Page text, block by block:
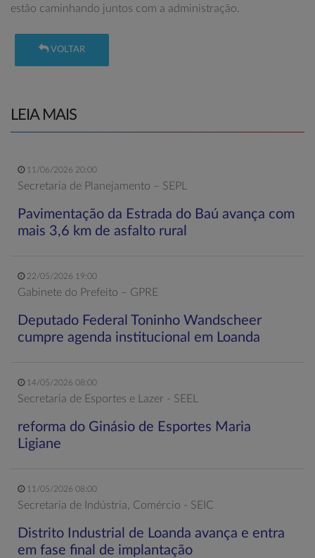
estão caminhando juntos com a administração.
VOLTAR
LEIA MAIS
11/06/2026 20:00
Secretaria de Planejamento – SEPL
Pavimentação da Estrada do Baú avança com
mais 3,6 km de asfalto rural
22/05/2026 19:00
Gabinete do Prefeito – GPRE
Deputado Federal Toninho Wandscheer
cumpre agenda institucional em Loanda
14/05/2026 08:00
Secretaria de Esportes e Lazer - SEEL
reforma do Ginásio de Esportes Maria
Ligiane
11/05/2026 08:00
Secretaria de Indústria, Comércio - SEIC
Distrito Industrial de Loanda avança e entra
em fase final de implantação